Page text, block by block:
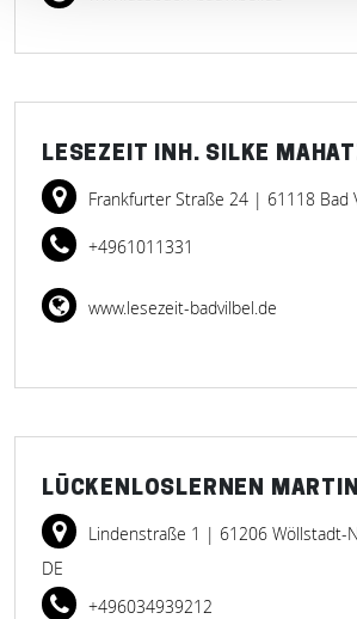
LESEZEIT INH. SILKE
Frankfurter Straße 24 | 61118 Bad
+4961011331
www.lesezeit-badvilbel.de
LÜCKENLOSLERNEN
Lindenstraße 1 | 61206 Wöllstadt-
DE
+496034939212